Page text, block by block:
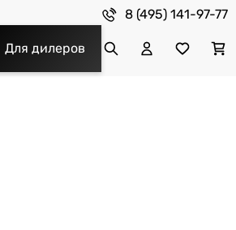
8 (495) 141-97-77
Для дилеров